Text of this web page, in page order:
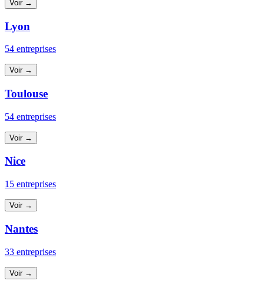
Voir →
Lyon
54 entreprises
Voir →
Toulouse
54 entreprises
Voir →
Nice
15 entreprises
Voir →
Nantes
33 entreprises
Voir →